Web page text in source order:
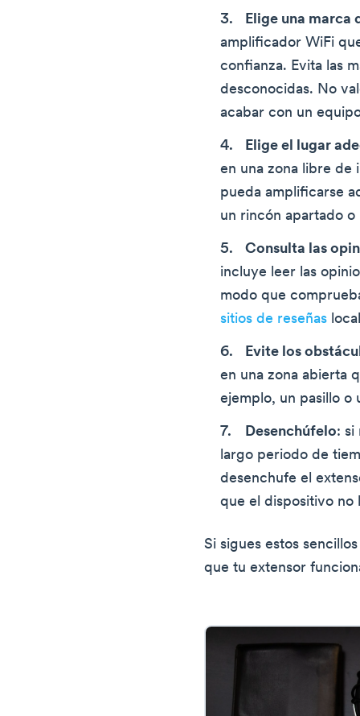
Elige una marca
amplificador WiFi
confianza. Evita las
desconocidas. No
acabar con un
Elige el lugar
en una zona libre de
pueda amplificarse
un rincón apartado
Consulta las
incluye leer las
modo que
sitios de reseñas
Evite los
en una zona abierta
ejemplo, un pasillo o
Desenchúfelo: si
largo periodo de
desenchufe el
que el dispositivo no
Si sigues estos
que tu extensor